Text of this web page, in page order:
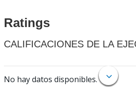
Ratings
CALIFICACIONES DE LA
No hay datos disponibles.